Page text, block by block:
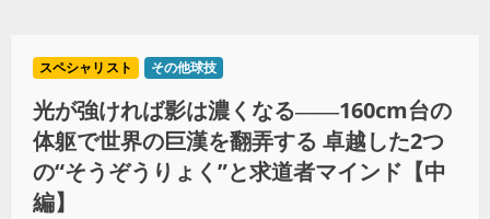
スペシャリスト その他球技
光が強ければ影は濃くなる――160cm台の
体躯で世界の巨漢を翻弄する 卓越した2つ
の“そうぞうりょく”と求道者マインド【中
編】